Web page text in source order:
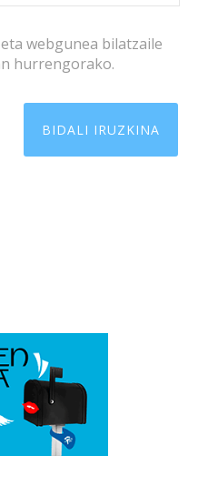
webgunea bilatzaile
hurrengorako.